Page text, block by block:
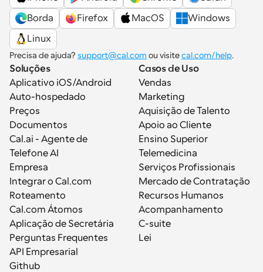
Borda
Firefox MacOS
Windows
Linux
Precisa de ajuda? support@cal.com ou visite cal.com/help.
Soluções
Aplicativo iOS/Android
Auto-hospedado
Preços
Documentos
Cal.ai - Agente de
Telefone AI
Empresa
Integrar o Cal.com
Roteamento
Cal.com Átomos
Aplicação de Secretária
Perguntas Frequentes
API Empresarial
Github
Casos de Uso
Vendas
Marketing
Aquisição de Talento
Apoio ao Cliente
Ensino Superior
Telemedicina
Serviços Profissionais
Mercado de Contratação
Recursos Humanos
Acompanhamento
C-suite
Lei